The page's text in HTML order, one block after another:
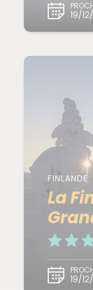
19/
FINLANDE
La
19/